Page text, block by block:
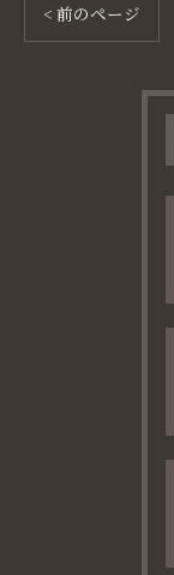
< 前のページ